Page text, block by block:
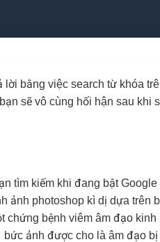
lời bằng việc search từ khóa
sẽ vô cùng hối hận sau khi
tìm kiếm khi đang bật
ảnh photoshop kì dị dựa trên
chứng bệnh viêm âm đạo kinh
ảnh được cho là âm đạo